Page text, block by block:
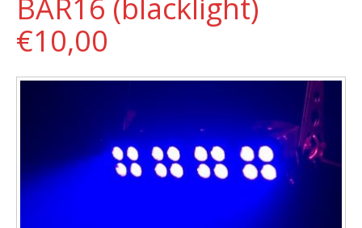
BAR16 (blacklight)
€10,00